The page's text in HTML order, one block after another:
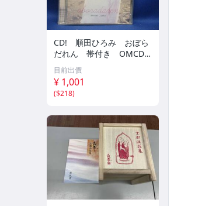
CD! 順田ひろみ おぼら
だれん 帯付き OMCD-1
6 42405
目前出價
¥ 1,001
($218)